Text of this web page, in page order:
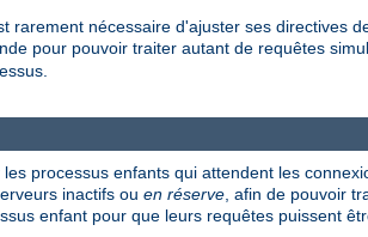
nécessaire d'ajuster ses directives
pour pouvoir traiter autant de requêtes
processus enfants qui attendent les
inactifs ou en réserve , afin de pouvoir
enfant pour que leurs requêtes puissent